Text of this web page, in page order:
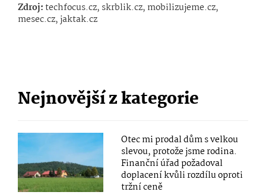
Zdroj:techfocus.cz, skrblik.cz, mobilizujeme.cz,
mesec.cz, jaktak.cz
Nejnovější z kategorie
Otec mi prodal dům s velkou
slevou, protože jsme rodina.
Finanční úřad požadoval
doplacení kvůli rozdílu oproti
tržní ceně